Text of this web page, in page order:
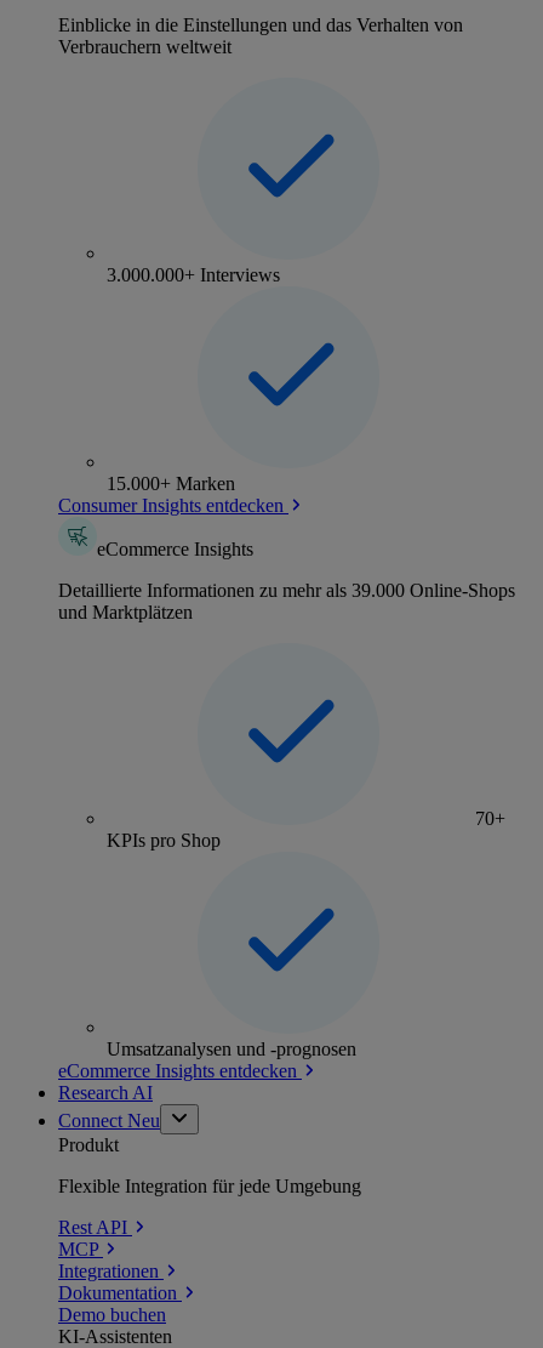
Einblicke in die Einstellungen und das Verhalten von
Verbrauchern weltweit
3.000.000+ Interviews
15.000+ Marken
Consumer Insights entdecken
eCommerce Insights
Detaillierte Informationen zu mehr als 39.000 Online-Shops
und Marktplätzen
70+
KPIs pro Shop
Umsatzanalysen und -prognosen
eCommerce Insights entdecken
Research AI
Connect Neu
Produkt
Flexible Integration für jede Umgebung
Rest API
MCP
Integrationen
Dokumentation
Demo buchen
KI-Assistenten